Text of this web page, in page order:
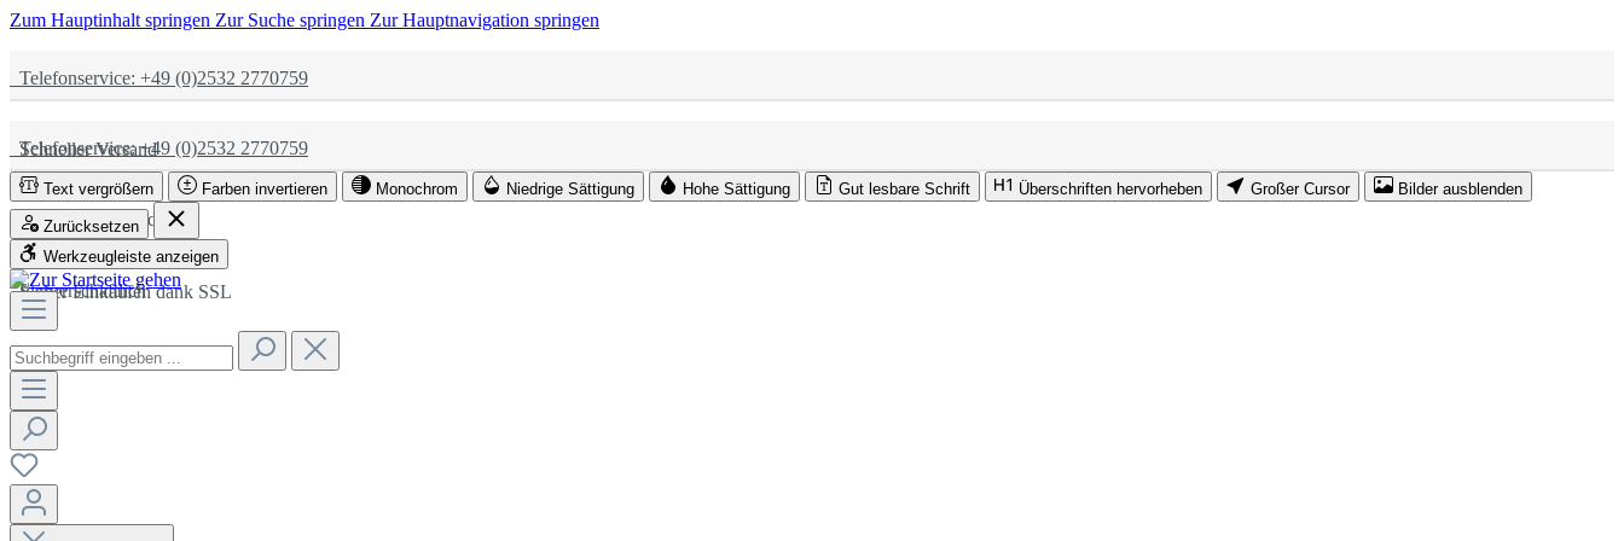
Zum Hauptinhalt springen Zur Suche springen Zur Hauptnavigation springen
Telefonservice: +49 (0)2532 2770759
Schneller Versand
Partnerschaftlich
Sicher Einkaufen dank SSL
Telefonservice: +49 (0)2532 2770759
Schneller Versand
Partnerschaftlich
Sicher Einkaufen dank SSL
Text vergrößern Farben invertieren Monochrom Niedrige Sättigung Hohe Sättigung Gut lesbare Schrift Überschriften hervorheben Großer Cursor Bilder ausblenden
Zurücksetzen
Werkzeugleiste anzeigen